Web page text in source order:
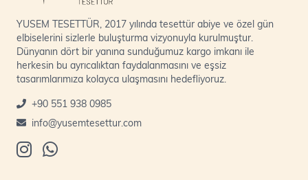
YUSEM TESETTÜR, 2017 yılında tesettür abiye ve özel gün
elbiselerini sizlerle buluşturma vizyonuyla kurulmuştur.
Dünyanın dört bir yanına sunduğumuz kargo imkanı ile
herkesin bu ayrıcalıktan faydalanmasını ve eşsiz
tasarımlarımıza kolayca ulaşmasını hedefliyoruz.
+90 551 938 0985
info@yusemtesettur.com